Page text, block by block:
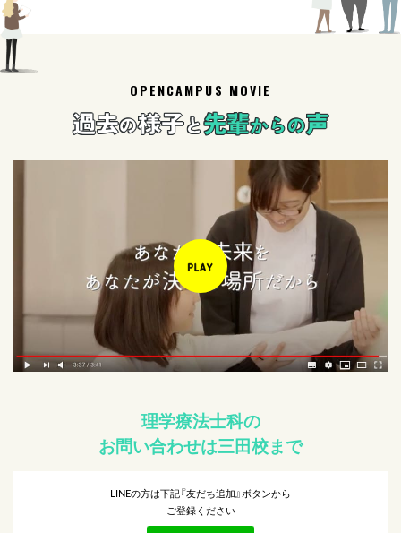
OPENCAMPUS MOVIE
過去の様子と先輩からの声
理学療法士科の
お問い合わせは三田校まで
LINEの方は下記『友だち追加』ボタンから
ご登録ください